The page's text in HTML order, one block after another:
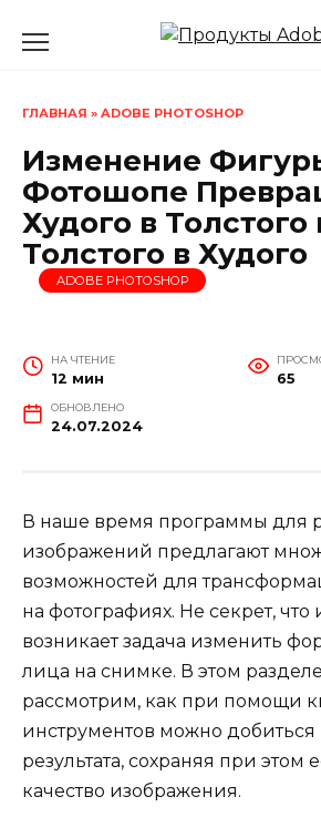
ГЛАВНАЯ » ADOBE PHOTOSHOP
Изменение
Фотошопе
Худого в Толстого
Толстого в Худого
ADOBE PHOTOSHOP
НА ЧТЕНИЕ
12 мин 65
ОБНОВЛЕНО
24.07.2024
В наше время программы для
изображений предлагают
возможностей для
на фотографиях. Не секрет, что
возникает задача изменить
лица на снимке. В этом
рассмотрим, как при помощи
инструментов можно добиться
результата, сохраняя при этом
качество изображения.